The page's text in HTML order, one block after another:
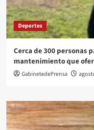
Deportes
Cerca de 300 personas
mantenimiento que
GabinetedePrensa